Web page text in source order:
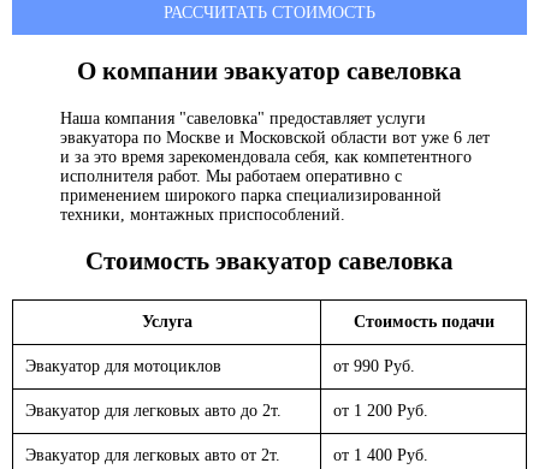
РАССЧИТАТЬ СТОИМОСТЬ
О компании эвакуатор савеловка
Наша компания "савеловка" предоставляет услуги
эвакуатора по Москве и Московской области вот уже 6 лет
и за это время зарекомендовала себя, как компетентного
исполнителя работ. Мы работаем оперативно с
применением широкого парка специализированной
техники, монтажных приспособлений.
Стоимость эвакуатор савеловка
Услуга Стоимость подачи
Эвакуатор для мотоциклов от 990 Руб.
Эвакуатор для легковых авто до 2т. от 1 200 Руб.
Эвакуатор для легковых авто от 2т. от 1 400 Руб.